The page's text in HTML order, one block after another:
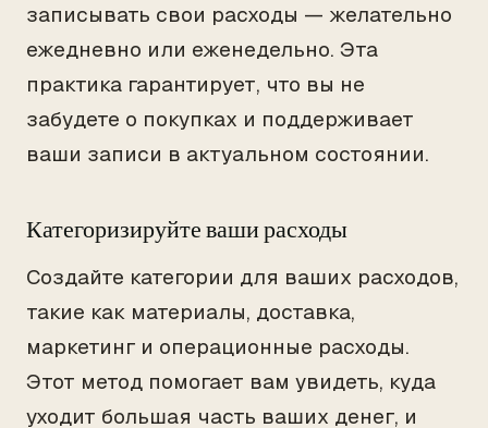
записывать свои расходы — желательно
ежедневно или еженедельно. Эта
практика гарантирует, что вы не
забудете о покупках и поддерживает
ваши записи в актуальном состоянии.
Категоризируйте ваши расходы
Создайте категории для ваших расходов,
такие как материалы, доставка,
маркетинг и операционные расходы.
Этот метод помогает вам увидеть, куда
уходит большая часть ваших денег, и